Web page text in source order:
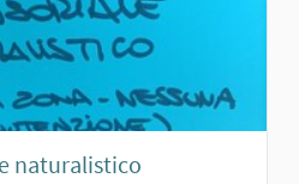
naturalistico